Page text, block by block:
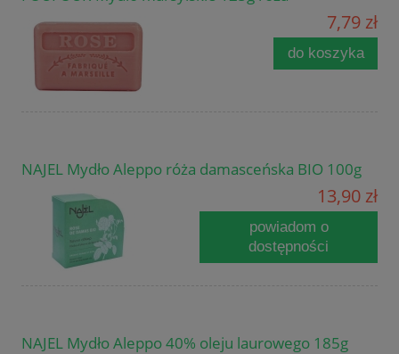
7,79 zł
do koszyka
NAJEL Mydło Aleppo róża damasceńska BIO 100g
13,90 zł
powiadom o
dostępności
NAJEL Mydło Aleppo 40% oleju laurowego 185g